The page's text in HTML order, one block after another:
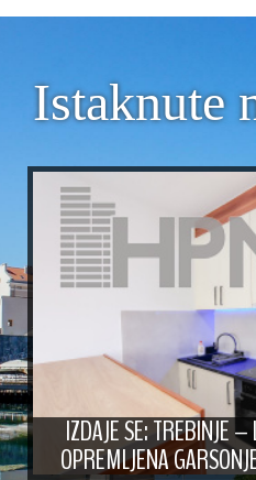
Istaknute
IZDAJE SE: TREBINJE
OPREMLJENA